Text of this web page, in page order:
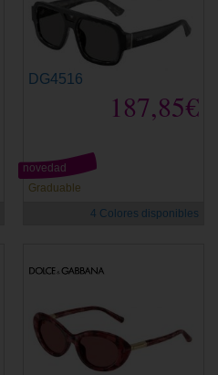
DG4516
187,85€
Graduable
novedad
4 Colores disponibles